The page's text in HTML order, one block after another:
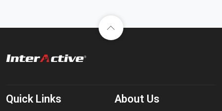
Quick Links About Us